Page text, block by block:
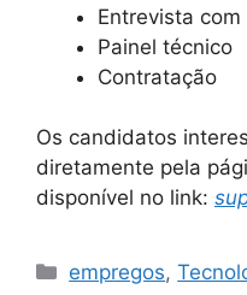
Entrevista
Painel técnico
Contratação
Os candidatos
diretamente pela
disponível no link:
Categories
empregos,